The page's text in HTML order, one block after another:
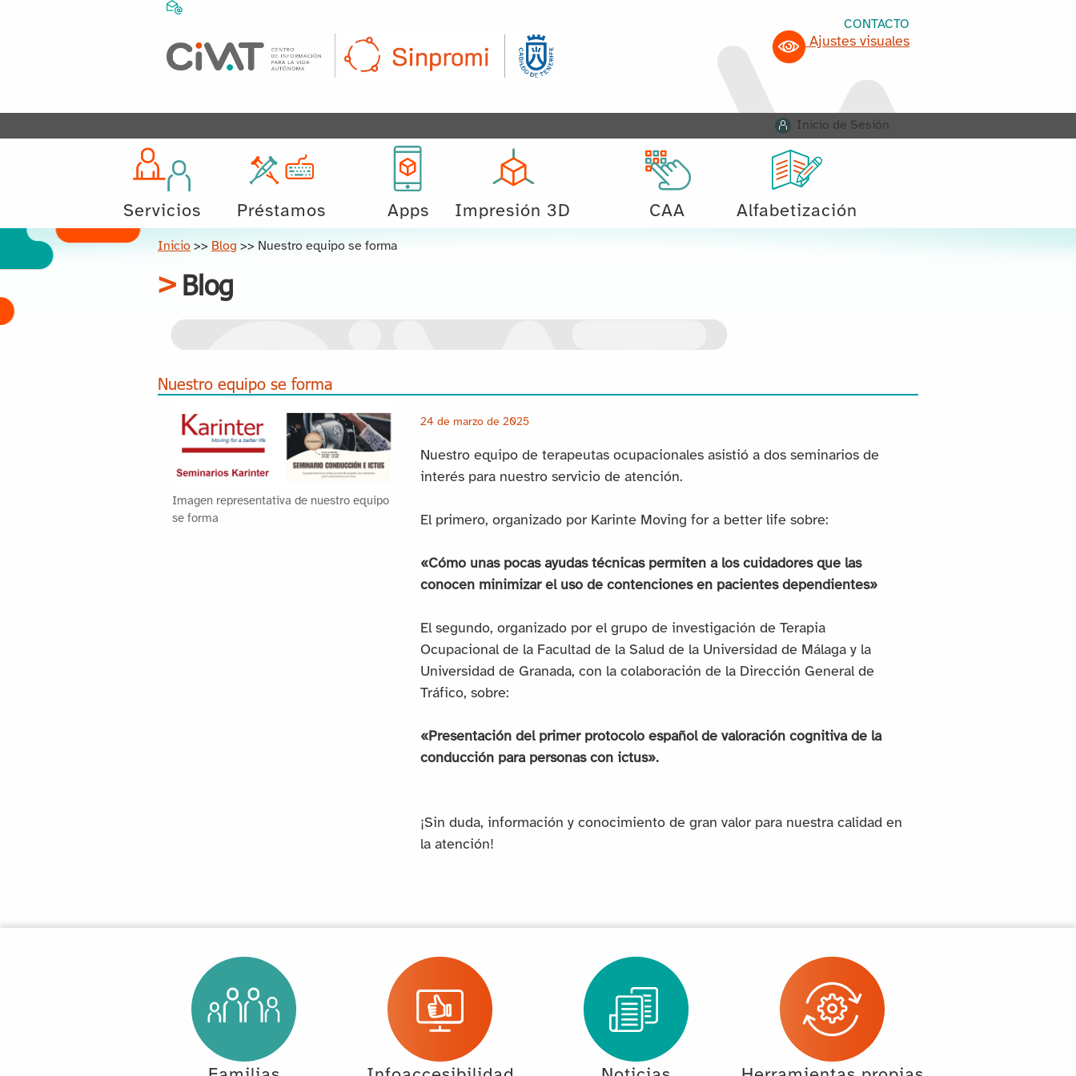
CONTACTO
Ajustes visuales
Inicio de Sesión
Servicios Préstamos Apps Impresión 3D CAA Alfabetización
Inicio >> Blog >> Nuestro equipo se forma
Blog
Nuestro equipo se forma
Imagen representativa de nuestro equipo
se forma
24 de marzo de 2025
Nuestro equipo de terapeutas ocupacionales asistió a dos seminarios de
interés para nuestro servicio de atención.
El primero, organizado por Karinte Moving for a better life sobre:
«Cómo unas pocas ayudas técnicas permiten a los cuidadores que las
conocen minimizar el uso de contenciones en pacientes dependientes»
El segundo, organizado por el grupo de investigación de Terapia
Ocupacional de la Facultad de la Salud de la Universidad de Málaga y la
Universidad de Granada, con la colaboración de la Dirección General de
Tráfico, sobre:
«Presentación del primer protocolo español de valoración cognitiva de la
conducción para personas con ictus».
¡Sin duda, información y conocimiento de gran valor para nuestra calidad en
la atención!